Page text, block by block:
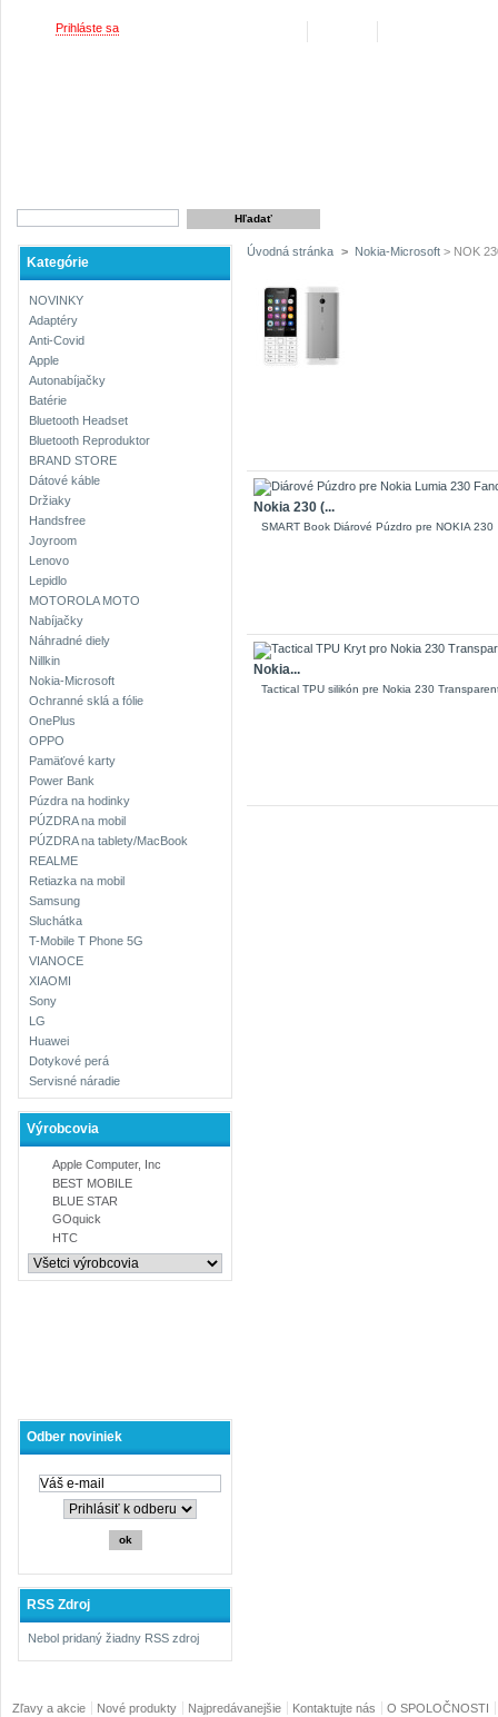
Prihláste sa
Kategórie
NOVINKY
Adaptéry
Anti-Covid
Apple
Autonabíjačky
Batérie
Bluetooth Headset
Bluetooth Reproduktor
BRAND STORE
Dátové káble
Držiaky
Handsfree
Joyroom
Lenovo
Lepidlo
MOTOROLA MOTO
Nabíjačky
Náhradné diely
Nillkin
Nokia-Microsoft
Ochranné sklá a fólie
OnePlus
OPPO
Pamäťové karty
Power Bank
Púzdra na hodinky
PÚZDRA na mobil
PÚZDRA na tablety/MacBook
REALME
Retiazka na mobil
Samsung
Sluchátka
T-Mobile T Phone 5G
VIANOCE
XIAOMI
Sony
LG
Huawei
Dotykové perá
Servisné náradie
Výrobcovia
Apple Computer, Inc
BEST MOBILE
BLUE STAR
GOquick
HTC
Odber noviniek
RSS Zdroj
Nebol pridaný žiadny RSS zdroj
Úvodná stránka > Nokia-Microsoft > NOK
Nokia 230 (...
SMART Book Diárové Púzdro pre NOKIA 230
Nokia...
Tactical TPU silikón pre Nokia 230
Zľavy a akcie Nové produkty Najpredávanejšie Kontaktujte nás O SPOLOČNOSTI